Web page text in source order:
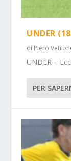
UNDER
di Piero
UNDER –
PER